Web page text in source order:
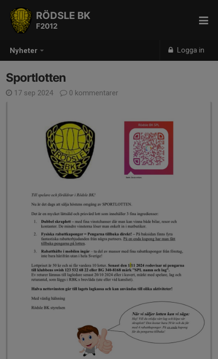
Nyheter Logga in
RÖDSLE BK
F2012
Sportlotten
17 sep 2024 0 kommentarer